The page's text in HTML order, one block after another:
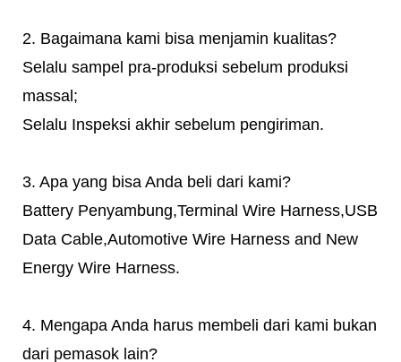
2. Bagaimana kami bisa menjamin kualitas?
Selalu sampel pra-produksi sebelum produksi
massal;
Selalu Inspeksi akhir sebelum pengiriman.
3. Apa yang bisa Anda beli dari kami?
Battery Penyambung,Terminal Wire Harness,USB
Data Cable,Automotive Wire Harness and New
Energy Wire Harness.
4. Mengapa Anda harus membeli dari kami bukan
dari pemasok lain?